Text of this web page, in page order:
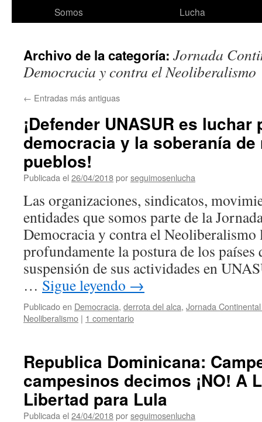
Somos
Lucha
Archivo de la categoría: Jornada
Democracia y contra el Neoliberalismo
← Entradas más antiguas
¡Defender UNASUR es luchar
democracia y la soberanía
pueblos!
Publicada el 26/04/2018porseguimosenlucha
Las organizaciones, sindicatos,
entidades que somos parte de la
Democracia y contra el Neoliberalismo
profundamente la postura de los países
suspensión de sus actividades en
… Sigue leyendo →
Publicado en Democracia, derrota del alca, Jornada
Neoliberalismo | 1 comentario
Republica Dominicana:
campesinos decimos ¡NO! A
Libertad para Lula
Publicada el 24/04/2018porseguimosenlucha